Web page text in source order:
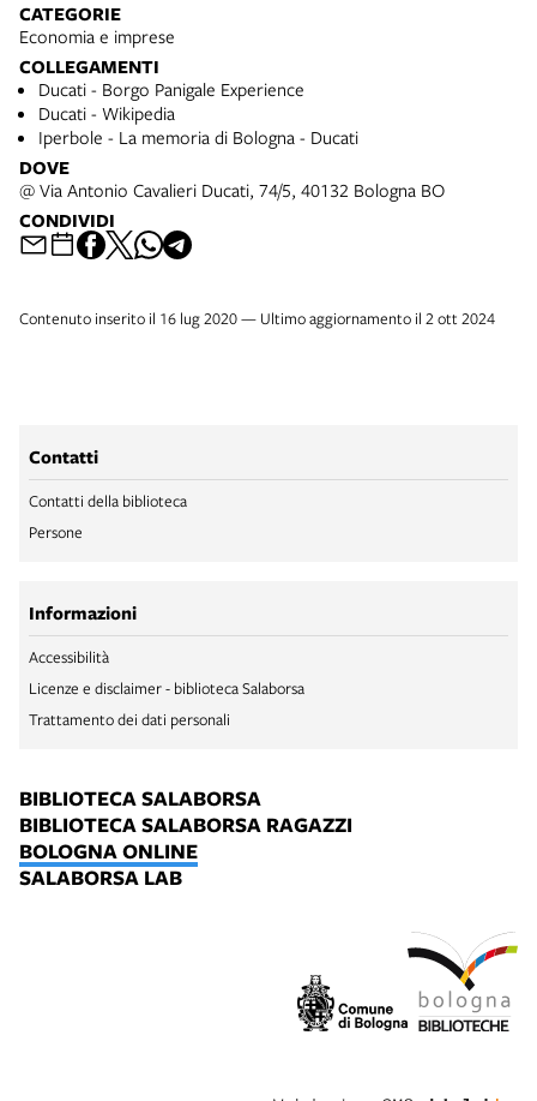
CATEGORIE
Economia e imprese
COLLEGAMENTI
Ducati - Borgo Panigale Experience
Ducati - Wikipedia
Iperbole - La memoria di Bologna - Ducati
DOVE
@ Via Antonio Cavalieri Ducati, 74/5, 40132 Bologna BO
CONDIVIDI
Contenuto inserito il 16 lug 2020 — Ultimo aggiornamento il 2 ott 2024
Contatti
Contatti della biblioteca
Persone
Informazioni
Accessibilità
Licenze e disclaimer - biblioteca Salaborsa
Trattamento dei dati personali
BIBLIOTECA SALABORSA
BIBLIOTECA SALABORSA RAGAZZI
BOLOGNA ONLINE
SALABORSA LAB